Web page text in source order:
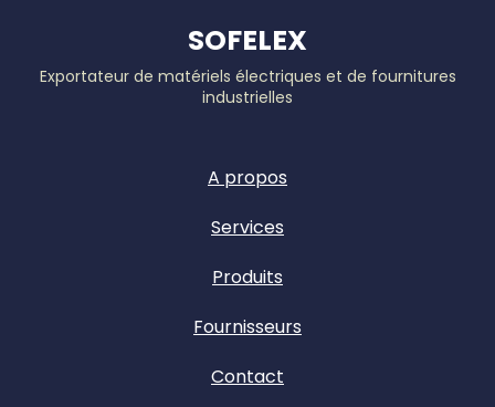
SOFELEX
Exportateur de matériels électriques et de fournitures
industrielles
A propos
Services
Produits
Fournisseurs
Contact